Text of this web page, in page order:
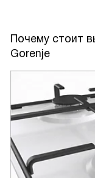
Почему стоит
Gorenje